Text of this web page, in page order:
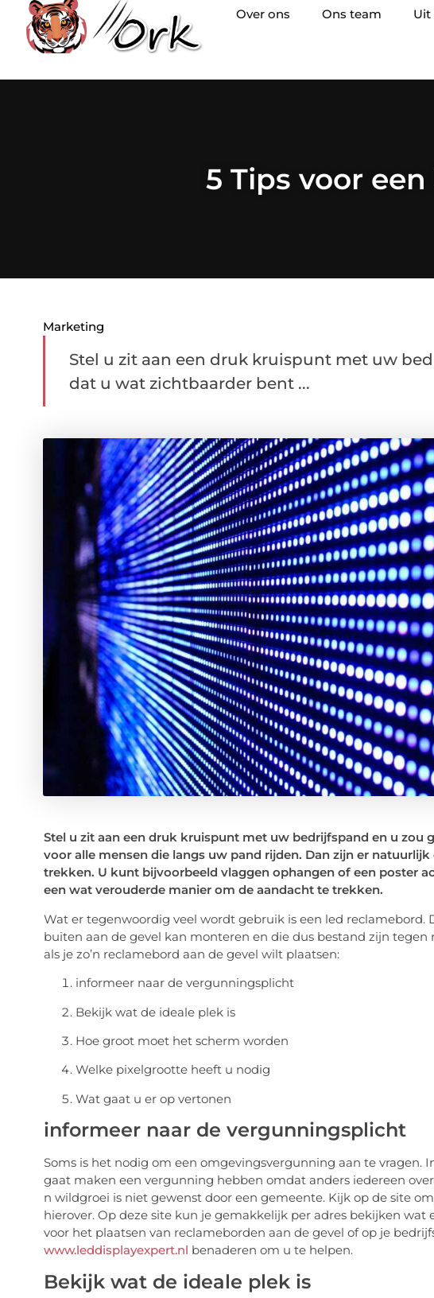
Over ons Ons team Uit
5 Tips voor
Marketing
Stel u zit aan een druk kruispunt met uw
dat u wat zichtbaarder bent ...
Stel u zit aan een druk kruispunt met uw bedrijfspand en u zou
voor alle mensen die langs uw pand rijden. Dan zijn er
trekken. U kunt bijvoorbeeld vlaggen ophangen of een poster
een wat verouderde manier om de aandacht te trekken.
Wat er tegenwoordig veel wordt gebruik is een led reclamebord.
buiten aan de gevel kan monteren en die dus bestand zijn
als je zo’n reclamebord aan de gevel wilt plaatsen:
informeer naar de vergunningsplicht
Bekijk wat de ideale plek is
Hoe groot moet het scherm worden
Welke pixelgrootte heeft u nodig
Wat gaat u er op vertonen
informeer naar de vergunningsplicht
Soms is het nodig om een omgevingsvergunning aan te vragen.
gaat maken een vergunning hebben omdat anders iedereen
n wildgroei is niet gewenst door een gemeente. Kijk op de site
hierover. Op deze site kun je gemakkelijk per adres bekijken wat
voor het plaatsen van reclameborden aan de gevel of op je
www.leddisplayexpert.nl benaderen om u te helpen.
Bekijk wat de ideale plek is